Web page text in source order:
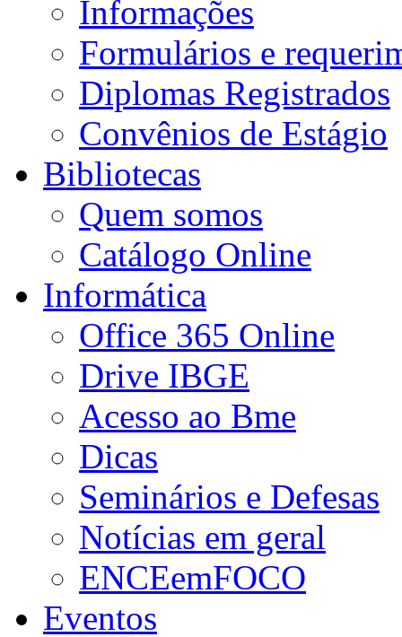
Informações
Formulários e
Diplomas Registrados
Convênios de Estágio
Bibliotecas
Quem somos
Catálogo Online
Informática
Office 365 Online
Drive IBGE
Acesso ao Bme
Dicas
Seminários e Defesas
Notícias em geral
ENCEemFOCO
Eventos